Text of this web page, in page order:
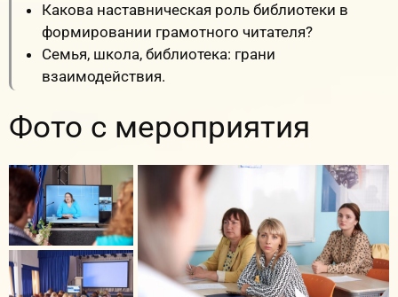
Какова наставническая роль библиотеки в
формировании грамотного читателя?
Семья, школа, библиотека: грани
взаимодействия.
Фото с мероприятия